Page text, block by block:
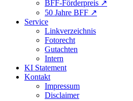
BFF-Förderpreis ↗︎
50 Jahre BFF ↗︎
Service
Linkverzeichnis
Fotorecht
Gutachten
Intern
KI Statement
Kontakt
Impressum
Disclaimer